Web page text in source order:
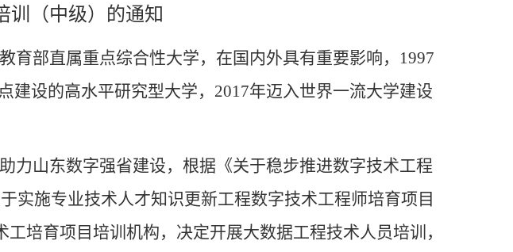
（中级） 的通知
部直属重点综合性大学，在国内外具有重要影响， 1997
建设的高水平研究型大学，2017年迈入世界一流大学建设
力山东数字强省建设，根据《关于稳步推进数字技术工程
实施专业技术人才知识更新工程数字技术工程师培育项目
培育项目培训机构，决定开展大数据工程技术人员培训，